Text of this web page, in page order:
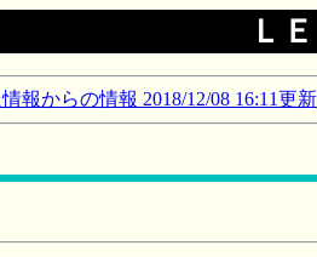
Ｌ
報からの情報 2018/12/08 16:11更新